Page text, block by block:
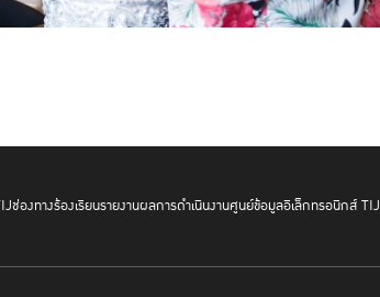
ช่องทางร้องเรียนรายงานผลการดำเนินงานศูนย์ข้อมูลอิเล็กทรอนิกส์ TIJ